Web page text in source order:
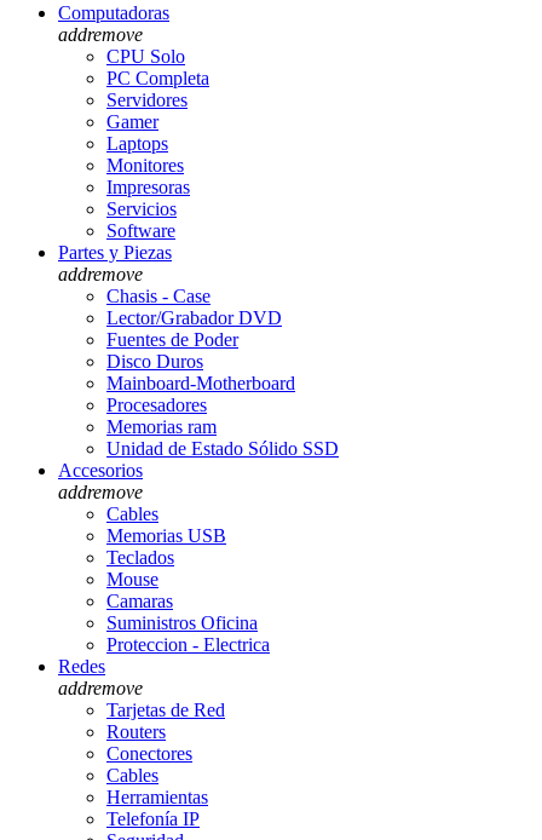
Computadoras
addremove
CPU Solo
PC Completa
Servidores
Gamer
Laptops
Monitores
Impresoras
Servicios
Software
Partes y Piezas
addremove
Chasis - Case
Lector/Grabador DVD
Fuentes de Poder
Disco Duros
Mainboard-Motherboard
Procesadores
Memorias ram
Unidad de Estado Sólido SSD
Accesorios
addremove
Cables
Memorias USB
Teclados
Mouse
Camaras
Suministros Oficina
Proteccion - Electrica
Redes
addremove
Tarjetas de Red
Routers
Conectores
Cables
Herramientas
Telefonía IP